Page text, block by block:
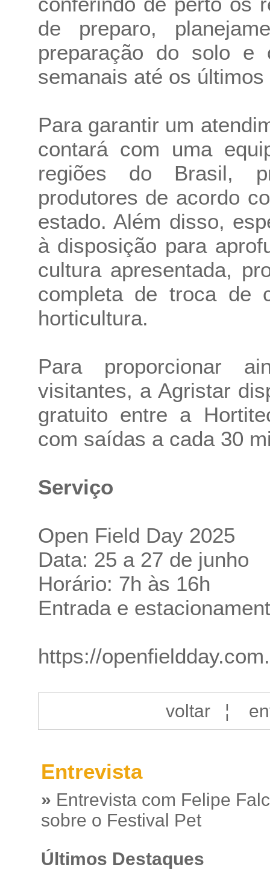
de preparo,
preparação do solo e
semanais até os
Para garantir um
contará com uma
regiões do Brasil,
produtores de acordo
estado. Além disso,
à disposição para
cultura apresentada,
completa de troca de
horticultura.
Para proporcionar
visitantes, a Agristar
gratuito entre a
com saídas a cada 30
Serviço
Open Field Day 2025
Data: 25 a 27 de junho
Horário: 7h às 16h
Entrada e
https://
voltar¦
Entrevista
» Entrevista com Felipe
sobre o Festival Pet
Últimos Destaques